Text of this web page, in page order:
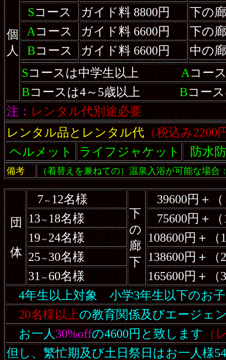
個
人
Sコース ガイド料 8800円
下の
Aコース ガイド料 6600円
下の
Bコース ガイド料 6600円
中の
Sコースは中学生以上 Aコー
Bコースは4～5歳以上Bコー
注：レンタル代別途必要
レンタル品とレンタル代（税込み2200
ヘルメット ライフジャケット 防水
備考 （着替えを兼ねての）温泉入浴が可能な場
団
体
7～12名様
下
の
廊
下
39600円＋（
13～18名様 75600円＋（
19～24名様 108600円＋（
25～30名様 138600円＋（
31～60名様 165600円＋（
4年生以上対象 小学3年生以下のお子
20名様以上の教育関係及びエージェ
お一人30%offの4600円と致します（
但し、繁忙期及び土日祭日はお一人様